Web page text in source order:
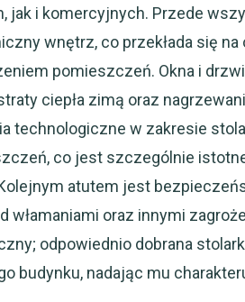
jak i komercyjnych. Przede
wnętrz, co przekłada się
pomieszczeń. Okna i
ciepła zimą oraz
technologiczne w zakresie
co jest szczególnie
atutem jest
włamaniami oraz innymi
odpowiednio dobrana
budynku, nadając mu